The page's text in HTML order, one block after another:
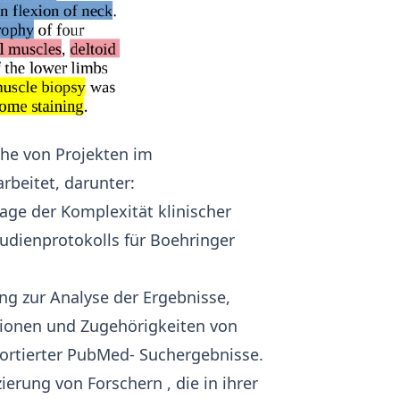
von Projekten im
darunter:
der Komplexität klinischer
für Boehringer
zur Analyse der Ergebnisse,
und Zugehörigkeiten von
PubMed- Suchergebnisse.
von Forschern , die in ihrer